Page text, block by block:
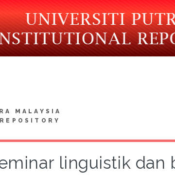
MALAYSIA
linguistik dan